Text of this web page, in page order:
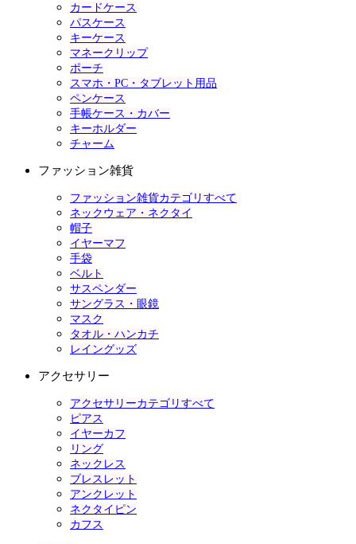
カードケース
パスケース
キーケース
マネークリップ
ポーチ
スマホ・PC・タブレット用品
ペンケース
手帳ケース・カバー
キーホルダー
チャーム
ファッション雑貨
ファッション雑貨カテゴリすべて
ネックウェア・ネクタイ
帽子
イヤーマフ
手袋
ベルト
サスペンダー
サングラス・眼鏡
マスク
タオル・ハンカチ
レイングッズ
アクセサリー
アクセサリーカテゴリすべて
ピアス
イヤーカフ
リング
ネックレス
ブレスレット
アンクレット
ネクタイピン
カフス